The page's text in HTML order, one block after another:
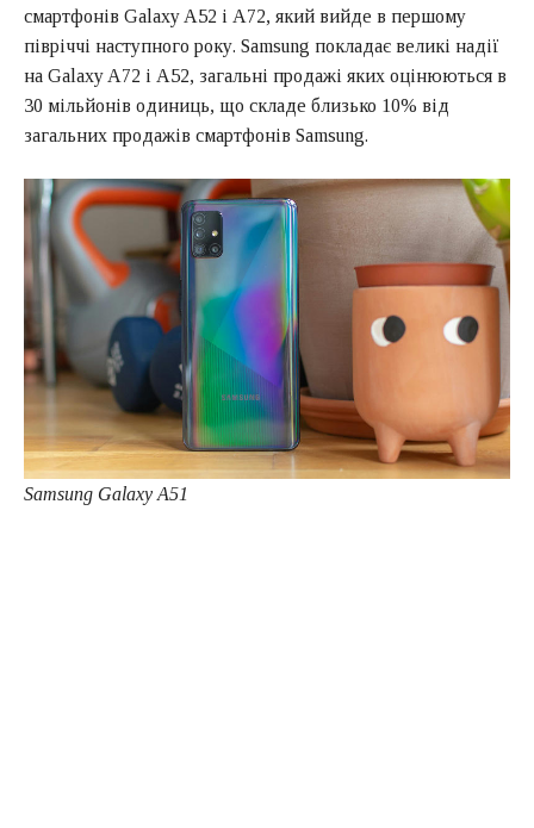
смартфонів Galaxy A52 і A72, який вийде в першому
півріччі наступного року. Samsung покладає великі надії
на Galaxy A72 і A52, загальні продажі яких оцінюються в
30 мільйонів одиниць, що складе близько 10% від
загальних продажів смартфонів Samsung.
Samsung Galaxy A51